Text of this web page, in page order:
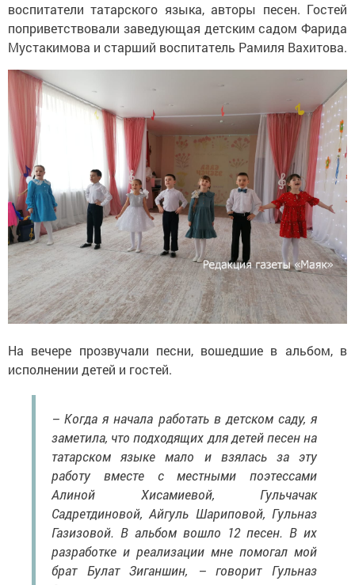
воспитатели татарского языка, авторы песен. Гостей
поприветствовали заведующая детским садом Фарида
Мустакимова и старший воспитатель Рамиля Вахитова.
На вечере прозвучали песни, вошедшие в альбом, в
исполнении детей и гостей.
– Когда я начала работать в детском саду, я
заметила, что подходящих для детей песен на
татарском языке мало и взялась за эту
работу вместе с местными поэтессами
Алиной Хисамиевой, Гульчачак
Садретдиновой, Айгуль Шариповой, Гульназ
Газизовой. В альбом вошло 12 песен. В их
разработке и реализации мне помогал мой
брат Булат Зиганшин, – говорит Гульназ